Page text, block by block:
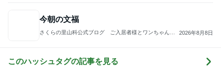
今朝の文福
さくらの里山科公式ブログ ご入居者様とワンちゃん、
2026年8月8日
このハッシュタグの記事を見る